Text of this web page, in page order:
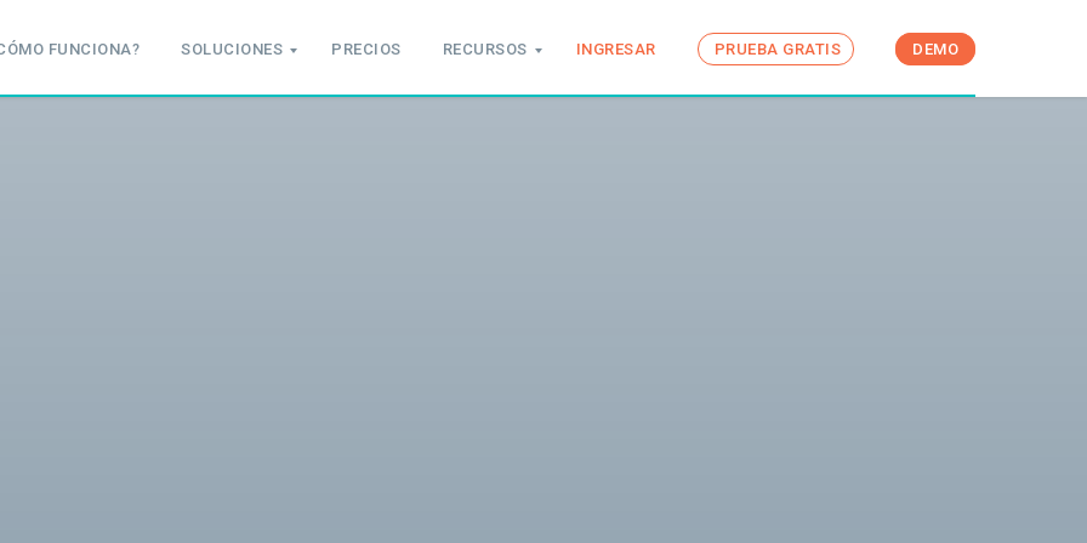
FUNCIONA? SOLUCIONES PRECIOS RECURSOS INGRESAR PRUEBA GRATIS DEMO